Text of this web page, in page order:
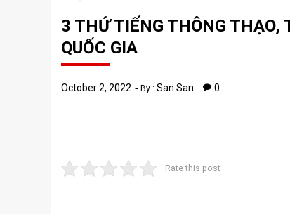
3 THỨ TIẾNG THÔNG THẠO,
QUỐC GIA
October 2, 2022 By : San San 0
Rate this post